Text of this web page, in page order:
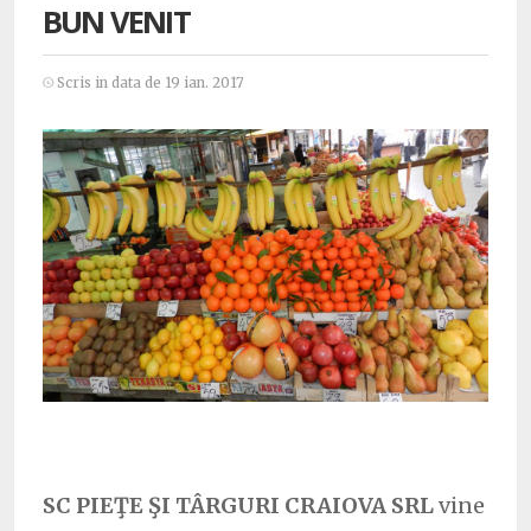
BUN VENIT
Scris in data de 19 ian. 2017
SC PIEŢE ŞI TÂRGURI CRAIOVA SRLvine